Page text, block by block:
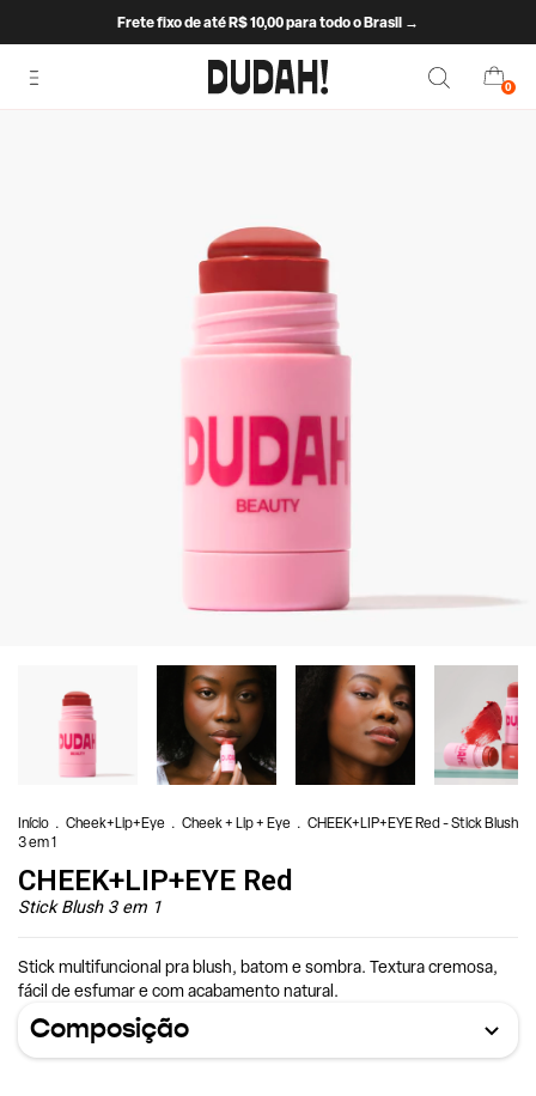
Frete fixo de até R$ 10,00 para todo o Brasil →
0
Início . Cheek+Lip+Eye . Cheek + Lip + Eye . CHEEK+LIP+EYE Red - Stick Blush
3 em 1
CHEEK+LIP+EYE Red
Stick Blush 3 em 1
Stick multifuncional pra blush, batom e sombra. Textura cremosa,
fácil de esfumar e com acabamento natural.
Composição